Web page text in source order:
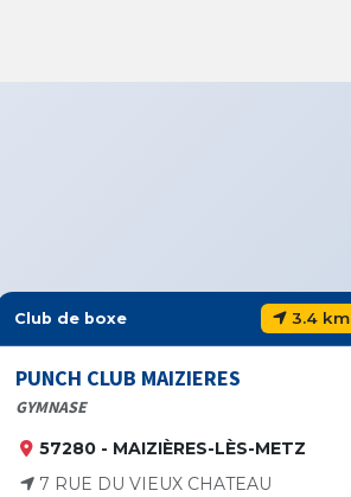
Club de boxe 3.4 km
PUNCH CLUB MAIZIERES
GYMNASE
57280 - MAIZIÈRES-LÈS-METZ
7 RUE DU VIEUX CHATEAU